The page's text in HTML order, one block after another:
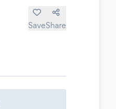
SaveShare